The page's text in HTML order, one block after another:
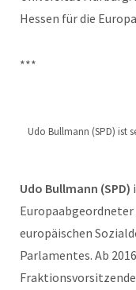
Hessen für die
***
Udo Bullmann (SPD) ist
Udo Bullmann (SPD)
europäischen
Parlamentes. Ab